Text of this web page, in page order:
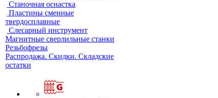
Станочная оснастка
Пластины сменные
твердосплавные
Слесарный инструмент
Магнитные сверлильные станки
Резьбофрезы
Распродажа. Скидки. Складские
остатки